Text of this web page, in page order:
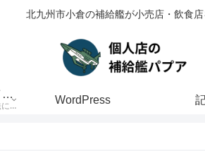
北九州市小倉の補給艦が小売店・飲食
Welcartのカスタマイズ方法
welcartのカスタマイズ方法について解説しています
WordPress